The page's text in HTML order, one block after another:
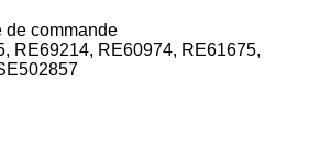
de commande
RE69214, RE60974, RE61675,